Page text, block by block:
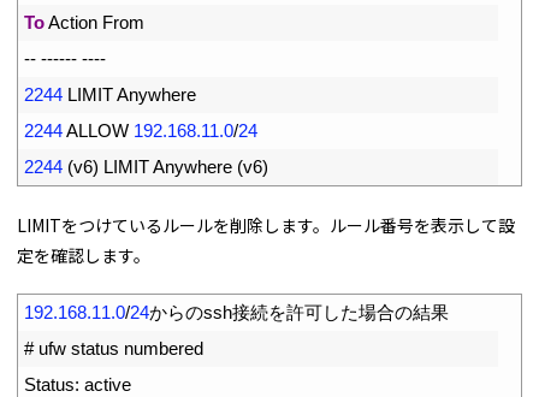
ToAction From
-- ------ ----
2244 LIMIT Anywhere
2244ALLOW 192.168.11.0/24
2244 (v6) LIMIT Anywhere (v6)
LIMITをつけているルールを削除します。ルール番号を表示して設
定を確認します。
192.168.11.0/24からのssh接続を許可した場合の結果
# ufw status numbered
Status: active